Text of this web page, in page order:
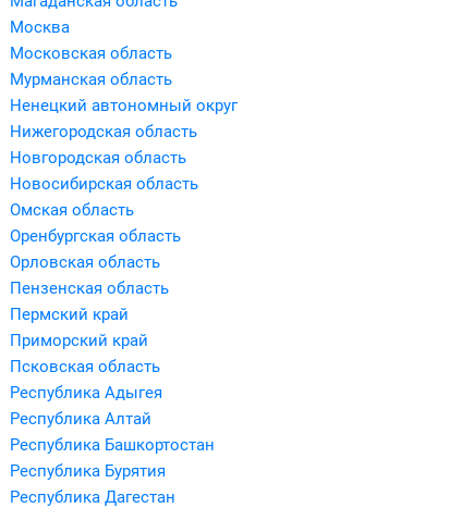
Москва
Московская область
Мурманская область
Ненецкий автономный округ
Нижегородская область
Новгородская область
Новосибирская область
Омская область
Оренбургская область
Орловская область
Пензенская область
Пермский край
Приморский край
Псковская область
Республика Адыгея
Республика Алтай
Республика Башкортостан
Республика Бурятия
Республика Дагестан